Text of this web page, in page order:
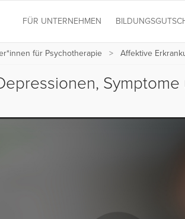
FÜR UNTERNEHMEN
für Psychotherapie Affektive